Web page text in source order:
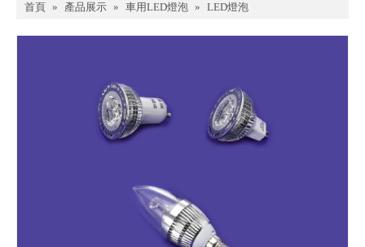
首頁 » 產品展示 » 車用LED燈泡 » LED燈泡